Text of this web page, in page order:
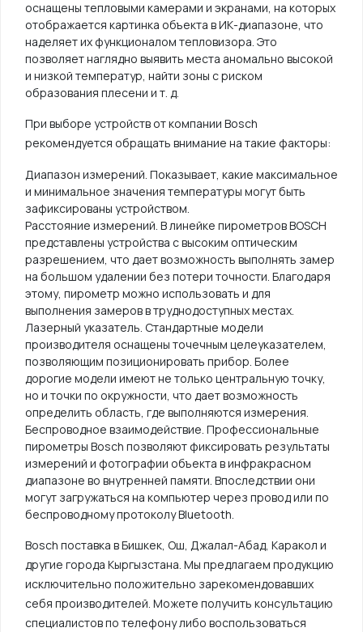
оснащены тепловыми камерами и экранами, на которых
отображается картинка объекта в ИК-диапазоне, что
наделяет их функционалом тепловизора. Это
позволяет наглядно выявить места аномально высокой
и низкой температур, найти зоны с риском
образования плесени и т. д.
При выборе устройств от компании Bosch
рекомендуется обращать внимание на такие факторы:
Диапазон измерений. Показывает, какие максимальное
и минимальное значения температуры могут быть
зафиксированы устройством.
Расстояние измерений. В линейке пирометров BOSCH
представлены устройства с высоким оптическим
разрешением, что дает возможность выполнять замер
на большом удалении без потери точности. Благодаря
этому, пирометр можно использовать и для
выполнения замеров в труднодоступных местах.
Лазерный указатель. Стандартные модели
производителя оснащены точечным целеуказателем,
позволяющим позиционировать прибор. Более
дорогие модели имеют не только центральную точку,
но и точки по окружности, что дает возможность
определить область, где выполняются измерения.
Беспроводное взаимодействие. Профессиональные
пирометры Bosch позволяют фиксировать результаты
измерений и фотографии объекта в инфракрасном
диапазоне во внутренней памяти. Впоследствии они
могут загружаться на компьютер через провод или по
беспроводному протоколу Bluetooth.
Bosch поставка в Бишкек, Ош, Джалал-Абад, Каракол и
другие города Кыргызстана. Мы предлагаем продукцию
исключительно положительно зарекомендовавших
себя производителей. Можете получить консультацию
специалистов по телефону либо воспользоваться